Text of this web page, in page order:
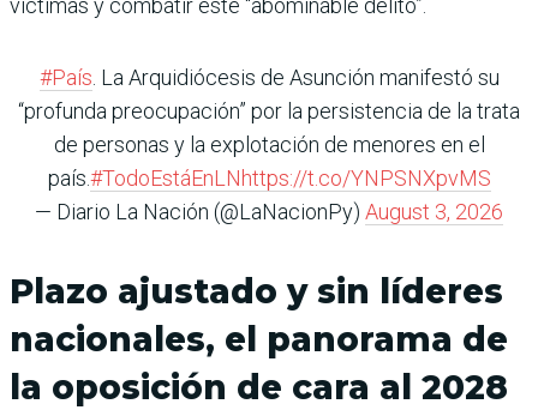
víctimas y combatir este “abominable delito”.
#País. La Arquidiócesis de Asunción manifestó su
“profunda preocupación” por la persistencia de la trata
de personas y la explotación de menores en el
país.#TodoEstáEnLNhttps://t.co/YNPSNXpvMS
— Diario La Nación (@LaNacionPy) August 3, 2026
Plazo ajustado y sin líderes
nacionales, el panorama de
la oposición de cara al 2028